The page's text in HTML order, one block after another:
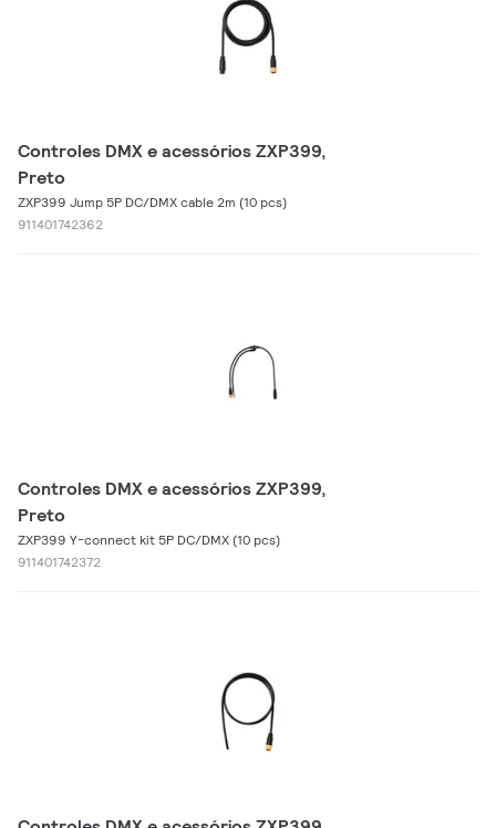
Controles DMX e acessórios ZXP399,
Preto
ZXP399 Jump 5P DC/DMX cable 2m (10 pcs)
911401742362
Controles DMX e acessórios ZXP399,
Preto
ZXP399 Y-connect kit 5P DC/DMX (10 pcs)
911401742372